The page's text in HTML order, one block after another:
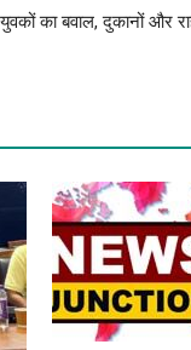
का बवाल, दुकानों और